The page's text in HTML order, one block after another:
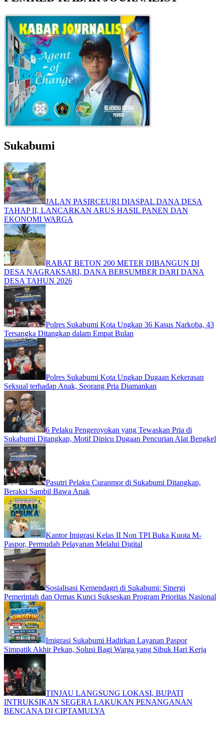
Sukabumi
JALAN PASIRCEURI DIASPAL DANA DESA
TAHAP II, LANCARKAN ARUS HASIL PANEN DAN
EKONOMI WARGA
RABAT BETON 200 METER DIBANGUN DI
DESA NAGRAKSARI, DANA BERSUMBER DARI DANA
DESA TAHUN 2026
Polres Sukabumi Kota Ungkap 36 Kasus Narkoba, 43
Tersangka Ditangkap dalam Empat Bulan
Polres Sukabumi Kota Ungkap Dugaan Kekerasan
Seksual terhadap Anak, Seorang Pria Diamankan
6 Pelaku Pengeroyokan yang Tewaskan Pria di
Sukabumi Ditangkap, Motif Dipicu Dugaan Pencurian Alat Bengkel
Pasutri Pelaku Curanmor di Sukabumi Ditangkap,
Beraksi Sambil Bawa Anak
Kantor Imigrasi Kelas II Non TPI Buka Kuota M-
Paspor, Permudah Pelayanan Melalui Digital
Sosialisasi Kemendagri di Sukabumi: Sinergi
Pemerintah dan Ormas Kunci Sukseskan Program Prioritas Nasional
Imigrasi Sukabumi Hadirkan Layanan Paspor
Simpatik Akhir Pekan, Solusi Bagi Warga yang Sibuk Hari Kerja
TINJAU LANGSUNG LOKASI, BUPATI
INTRUKSIKAN SEGERA LAKUKAN PENANGANAN
BENCANA DI CIPTAMULYA